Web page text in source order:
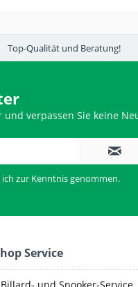
Top-Qualität und Beratung!
verpassen Sie keine
ich zur Kenntnis genommen.
Service